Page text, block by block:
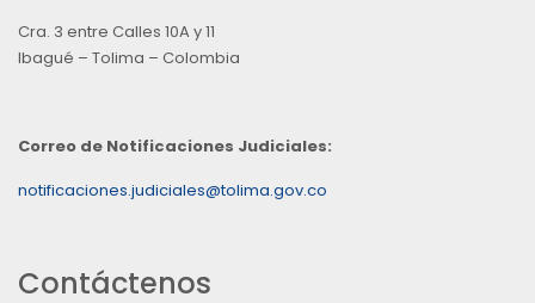
Cra. 3 entre Calles 10A y 11
Ibagué – Tolima – Colombia
Correo de Notificaciones Judiciales:
notificaciones.judiciales@tolima.gov.co
Contáctenos